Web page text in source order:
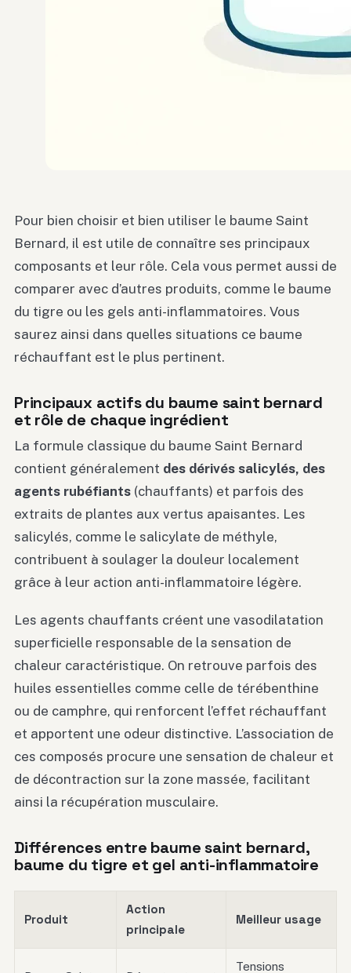
Pour bien choisir et bien utiliser le baume Saint
Bernard, il est utile de connaître ses principaux
composants et leur rôle. Cela vous permet aussi de
comparer avec d’autres produits, comme le baume
du tigre ou les gels anti-inflammatoires. Vous
saurez ainsi dans quelles situations ce baume
réchauffant est le plus pertinent.
Principaux actifs du baume saint bernard
et rôle de chaque ingrédient
La formule classique du baume Saint Bernard
contient généralement des dérivés salicylés, des
agents rubéfiants (chauffants) et parfois des
extraits de plantes aux vertus apaisantes. Les
salicylés, comme le salicylate de méthyle,
contribuent à soulager la douleur localement
grâce à leur action anti-inflammatoire légère.
Les agents chauffants créent une vasodilatation
superficielle responsable de la sensation de
chaleur caractéristique. On retrouve parfois des
huiles essentielles comme celle de térébenthine
ou de camphre, qui renforcent l’effet réchauffant
et apportent une odeur distinctive. L’association de
ces composés procure une sensation de chaleur et
de décontraction sur la zone massée, facilitant
ainsi la récupération musculaire.
Différences entre baume saint bernard,
baume du tigre et gel anti-inflammatoire
Produit
Action
principale
Meilleur usage
Tensions